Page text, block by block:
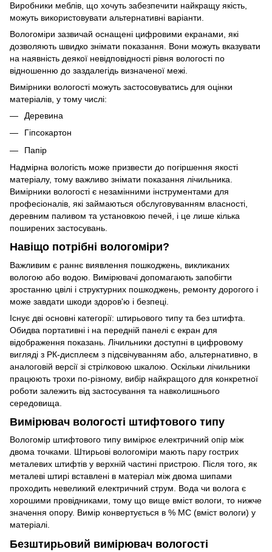
Виробники меблів, що хочуть забезпечити найкращу якість,
можуть використовувати альтернативні варіанти.
Вологоміри зазвичай оснащені цифровими екранами, які
дозволяють швидко знімати показання. Вони можуть вказувати
на наявність деякої невідповідності рівня вологості по
відношенню до заздалегідь визначеної межі.
Вимірники вологості можуть застосовуватись для оцінки
матеріалів, у тому числі:
Деревина
Гіпсокартон
Папір
Надмірна вологість може призвести до погіршення якості
матеріалу, тому важливо знімати показання лічильника.
Вимірники вологості є незамінними інструментами для
професіоналів, які займаються обслуговуванням власності,
деревним паливом та установкою печей, і це лише кілька
поширених застосувань.
Навіщо потрібні вологоміри?
Важливим є раннє виявлення пошкоджень, викликаних
вологою або водою. Вимірювачі допомагають запобігти
зростанню цвілі і структурних пошкоджень, ремонту дорогого і
може завдати шкоди здоров'ю і безпеці.
Існує дві основні категорії: штирьового типу та без штифта.
Обидва портативні і на передній панелі є екран для
відображення показань. Лічильники доступні в цифровому
вигляді з РК-дисплеєм з підсвічуванням або, альтернативно, в
аналоговій версії зі стрілковою шкалою. Оскільки лічильники
працюють трохи по-різному, вибір найкращого для конкретної
роботи залежить від застосування та навколишнього
середовища.
Вимірювач вологості штифтового типу
Вологомір штифтового типу вимірює електричний опір між
двома точками. Штирьові вологоміри мають пару гострих
металевих штифтів у верхній частині пристрою. Після того, як
металеві штирі вставлені в матеріал між двома шипами
проходить невеликий електричний струм. Вода чи волога є
хорошими провідниками, тому що вище вміст вологи, то нижче
значення опору. Вимір конвертується в % MC (вміст вологи) у
матеріалі.
Безштирьовий вимірювач вологості